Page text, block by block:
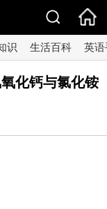
识 生活百科 英
化钙与氯化铵